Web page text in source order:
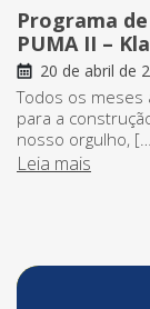
Programa
PUMA II –
20 de abril de
Todos os meses
para a
nosso orgulho,
Leia mais